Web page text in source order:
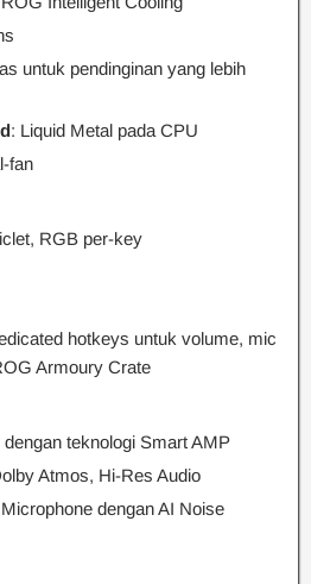
untuk pendinginan yang lebih
: Liquid Metal pada CPU
fan
RGB per-key
hotkeys untuk volume, mic
Armoury Crate
teknologi Smart AMP
Atmos, Hi-Res Audio
dengan AI Noise